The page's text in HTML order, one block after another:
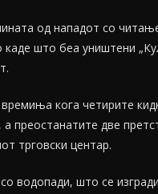
од нападот со
што беа уништени
кога четирите
а преостанатите две
трговски центар.
водопади, што се